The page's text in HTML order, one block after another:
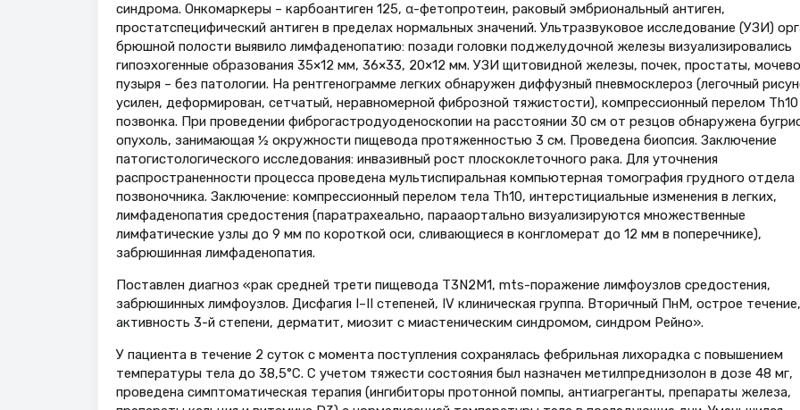
синдрома. Онкомаркеры – карбоантиген 125, α-фетопротеин, раковый эмбриональный антиген,
простатспецифический антиген в пределах нормальных значений. Ультразвуковое исследование (УЗИ)
брюшной полости выявило лимфаденопатию: позади головки поджелудочной железы визуализировались
гипоэхогенные образования 35×12 мм, 36×33, 20×12 мм. УЗИ щитовидной железы, почек, простаты,
пузыря – без патологии. На рентгенограмме легких обнаружен диффузный пневмосклероз (легочный
усилен, деформирован, сетчатый, неравномерной фиброзной тяжистости), компрессионный перелом Th10
позвонка. При проведении фиброгастродуоденоскопии на расстоянии 30 см от резцов обнаружена
опухоль, занимающая ½ окружности пищевода протяженностью 3 см. Проведена биопсия. Заключение
патогистологического исследования: инвазивный рост плоскоклеточного рака. Для уточнения
распространенности процесса проведена мультиспиральная компьютерная томография грудного отдела
позвоночника. Заключение: компрессионный перелом тела Th10, интерстициальные изменения в легких,
лимфаденопатия средостения (паратрахеально, парааортально визуализируются множественные
лимфатические узлы до 9 мм по короткой оси, сливающиеся в конгломерат до 12 мм в поперечнике),
забрюшинная лимфаденопатия.
Поставлен диагноз «рак средней трети пищевода Т3N2M1, mts-поражение лимфоузлов средостения,
забрюшинных лимфоузлов. Дисфагия I–II степеней, IV клиническая группа. Вторичный ПнМ, острое течение,
активность 3-й степени, дерматит, миозит с миастеническим синдромом, синдром Рейно».
У пациента в течение 2 суток с момента поступления сохранялась фебрильная лихорадка с повышением
температуры тела до 38,5°С. С учетом тяжести состояния был назначен метилпреднизолон в дозе 48 мг,
проведена симптоматическая терапия (ингибиторы протонной помпы, антиагреганты, препараты железа,